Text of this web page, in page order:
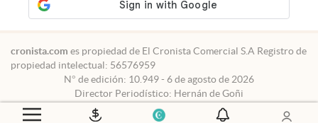
Consentimiento
Tel:+54 11 7078-3270
cronista.com es propiedad de El Cronista Comercial S.A Registro de
propiedad intelectual: 56576959
N° de edición: 10.949 - 6 de agosto de 2026
Director Periodístico: Hernán de Goñi